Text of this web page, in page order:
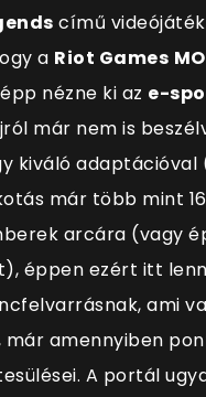
című
a Riot Games
nézne ki az e-
már nem is
kiváló adaptációval
már több mint
arcára (vagy
éppen ezért itt
ami
amennyiben
A portál